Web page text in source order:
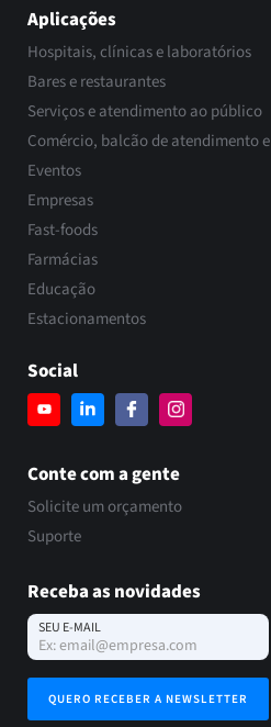
Aplicações
Hospitais, clínicas e laboratórios
Bares e restaurantes
Serviços e atendimento ao público
Comércio, balcão de atendimento
Eventos
Empresas
Fast-foods
Farmácias
Educação
Estacionamentos
Social
Conte com a gente
Solicite um orçamento
Suporte
Receba as novidades
SEU E-MAIL